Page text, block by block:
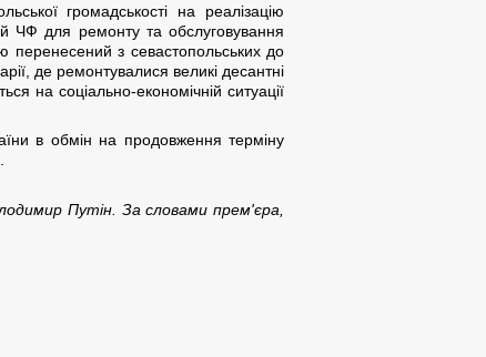
громадськості на реалізацію
ЧФ для ремонту та обслуговування
перенесений з севастопольських до
де ремонтувалися великі десантні
на соціально-економічній ситуації
в обмін на продовження терміну
Путін. За словами прем'єра,